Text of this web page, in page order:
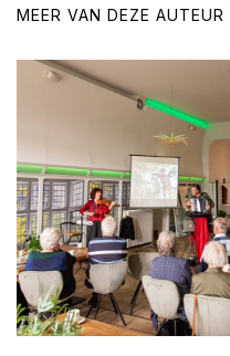
MEER VAN DEZE AUTEUR